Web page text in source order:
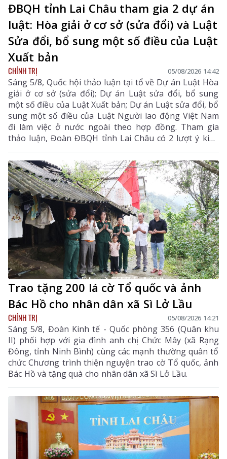
ĐBQH tỉnh Lai Châu tham gia 2 dự án
luật: Hòa giải ở cơ sở (sửa đổi) và Luật
Sửa đổi, bổ sung một số điều của Luật
Xuất bản
CHÍNH TRỊ 05/08/2026 14:42
Sáng 5/8, Quốc hội thảo luận tại tổ về Dự án Luật Hòa
giải ở cơ sở (sửa đổi); Dự án Luật sửa đổi, bổ sung
một số điều của Luật Xuất bản; Dự án Luật sửa đổi, bổ
sung một số điều của Luật Người lao động Việt Nam
đi làm việc ở nước ngoài theo hợp đồng. Tham gia
thảo luận, Đoàn ĐBQH tỉnh Lai Châu có 2 lượt ý kiến
đối với Dự án Luật Hòa giải ở cơ sở (sửa đổi) và Dự án
Luật sửa đổi, bổ sung một số điều của Luật Xuất bản.
Trao tặng 200 lá cờ Tổ quốc và ảnh
Bác Hồ cho nhân dân xã Sì Lở Lầu
CHÍNH TRỊ 05/08/2026 14:21
Sáng 5/8, Đoàn Kinh tế - Quốc phòng 356 (Quân khu
II) phối hợp với gia đình anh chị Chức Mây (xã Rạng
Đông, tỉnh Ninh Bình) cùng các mạnh thường quân tổ
chức Chương trình thiện nguyện trao cờ Tổ quốc, ảnh
Bác Hồ và tặng quà cho nhân dân xã Sì Lở Lầu.